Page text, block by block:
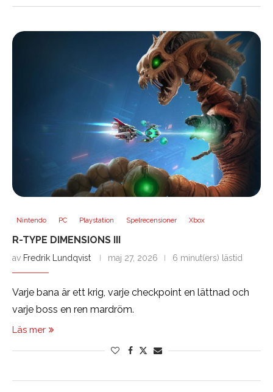
Nintendo PC Playstation Spelrecensioner Xbox
R-TYPE DIMENSIONS III
av Fredrik Lundqvist maj 27, 2026 6 minut(ers) lästid
Varje bana är ett krig, varje checkpoint en lättnad och
varje boss en ren mardröm.
Läs mer